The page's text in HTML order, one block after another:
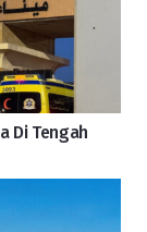
Di Tengah